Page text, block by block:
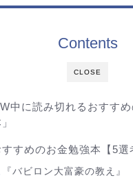
CLOSE
Contents
中に読み切れるおすす
すすめのお金勉強本【5選
『バビロン大富豪の教え』